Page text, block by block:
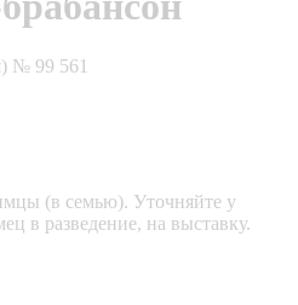
№ 99 561
(в семью). Уточняйте у
в разведение, на выставку.